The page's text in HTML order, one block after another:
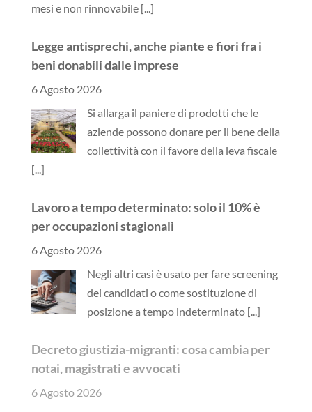
mesi e non rinnovabile [...]
Legge antisprechi, anche piante e fiori fra i
beni donabili dalle imprese
6 Agosto 2026
Si allarga il paniere di prodotti che le
aziende possono donare per il bene della
collettività con il favore della leva fiscale
[...]
Lavoro a tempo determinato: solo il 10% è
per occupazioni stagionali
6 Agosto 2026
Negli altri casi è usato per fare screening
dei candidati o come sostituzione di
posizione a tempo indeterminato [...]
Decreto giustizia-migranti: cosa cambia per
notai, magistrati e avvocati
6 Agosto 2026